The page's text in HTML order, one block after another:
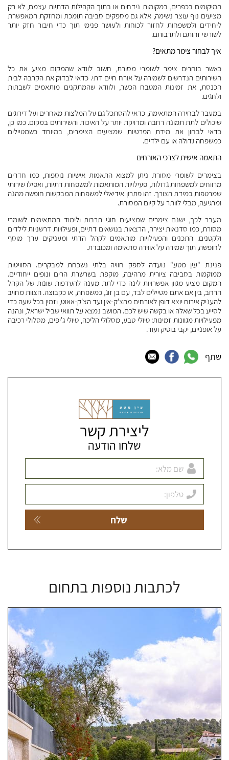
המיקומים בכפרים, במקומות נידחים או בתוך הקהילות הדתיות עצמם, לא רק
מציעים נוף עוצר נשימה, אלא גם מספקים סביבה תומכת ומחזקת המאפשרת
ליחידים ולמשפחות לחזור לכוחות ולעושר פנימי תוך כדי חיבור חזק יותר
לשורשי זהותם ולתרבותם.
איך לבחור צימר מתאים?
כאשר בוחרים צימר לשומרי מסורת, חשוב לוודא שהמקום מציע את כל
השירותים הנדרשים לשמירה על אורח חיים דתי. כדאי לבדוק את הקרבה לבית
הכנסת, את זמינות המטבח הכשר, ולוודא שהמתקנים מותאמים לשבתות
ולחגים.
במעבר לבחירה המתאימה, כדאי להסתכל גם על המלצות מאחרים ועל דירוגים
שיכולים לתת תמונה רחבה ומדויקת יותר על האיכות והשירותים במקום. כמו כן,
כדאי לבחון את מידת הפרטיות שמציעים הצימרים, במיוחד כשמטיילים
כמשפחה גדולה או עם ילדים.
התאמה אישית לצרכי האורחים
בצימרים לשומרי מסורת ניתן למצוא התאמות אישיות נוספות, כמו חדרים
מרווחים למשפחות גדולות, פעילויות המותאמות למשפחות דתיות, ואפילו שירותי
שמרטפות במידת הצורך. זהו פתרון אידיאלי למשפחות המבקשות חופשה מהנה
ומרגיעה, מבלי לוותר על קיום המסורת.
מעבר לכך, ישנם צימרים שמציעים חוגי תרבות ולימוד המתאימים לשומרי
מסורת, כמו סדנאות יצירה, הרצאות בנושאים דתיים, ופעילויות דרשניות לילדים
ולקטנים. התכנים והפעילויות מותאמים לקהל הדתי ומעניקים ערך מוסף
לחופשה, תוך שמירה על אווירה מתאימה ומכובדת.
פנינת "עין מטע" נועדה לספק חוויה בלתי נשכחת למבקרים. הסוויטות
ממוקמות בסביבה ציורית מרהיבה, מוקפת בשרשרת הרים ונופים ייחודיים.
המקום מציע מגוון אפשרויות לינה כדי לתת מענה להעדפות שונות של הקהל
הרחב, בין אם אתם מטיילים לבד, עם בן זוג, כמשפחה, או כקבוצה. הצוות מחויב
להעניק אירוח יוצא דופן לאורחים מהצ'ק-אין ועד הצ'ק-אאוט, וזמין בכל שעה כדי
לסייע בכל שאלה או בקשה שיש לכם. המושב נמצא על תוואי שביל ישראל, ונהנה
מפעילויות מגוונות זמינות: טיולי טבע, מסלולי הליכה, טיולי ג'יפים, מסלולי רכיבה
על אופניים, יקבי בוטיק ועוד.
שתף
ליצירת קשר
שלחו הודעה
לכתבות נוספות בתחום